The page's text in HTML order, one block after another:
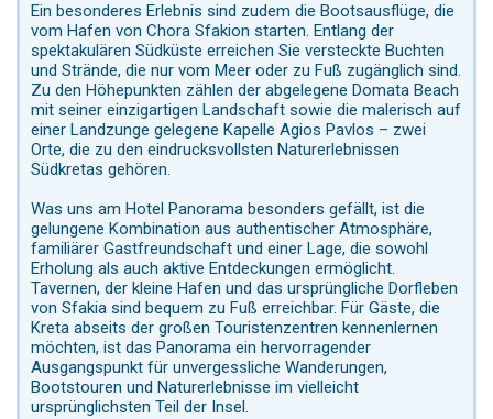
Ein besonderes Erlebnis sind zudem die Bootsausflüge, die
vom Hafen von Chora Sfakion starten. Entlang der
spektakulären Südküste erreichen Sie versteckte Buchten
und Strände, die nur vom Meer oder zu Fuß zugänglich sind.
Zu den Höhepunkten zählen der abgelegene Domata Beach
mit seiner einzigartigen Landschaft sowie die malerisch auf
einer Landzunge gelegene Kapelle Agios Pavlos – zwei
Orte, die zu den eindrucksvollsten Naturerlebnissen
Südkretas gehören.
Was uns am Hotel Panorama besonders gefällt, ist die
gelungene Kombination aus authentischer Atmosphäre,
familiärer Gastfreundschaft und einer Lage, die sowohl
Erholung als auch aktive Entdeckungen ermöglicht.
Tavernen, der kleine Hafen und das ursprüngliche Dorfleben
von Sfakia sind bequem zu Fuß erreichbar. Für Gäste, die
Kreta abseits der großen Touristenzentren kennenlernen
möchten, ist das Panorama ein hervorragender
Ausgangspunkt für unvergessliche Wanderungen,
Bootstouren und Naturerlebnisse im vielleicht
ursprünglichsten Teil der Insel.